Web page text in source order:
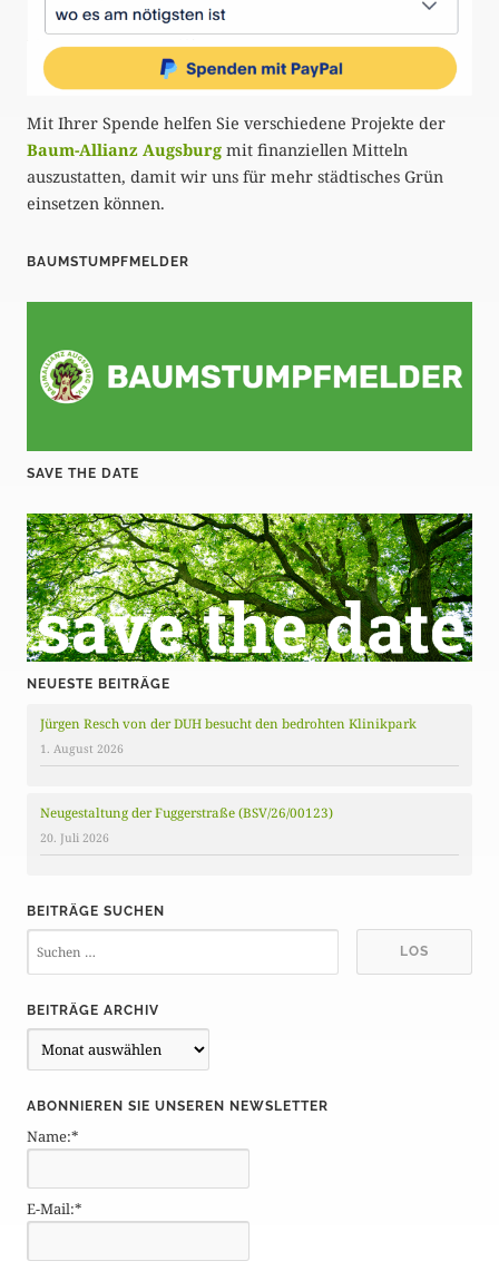
Mit Ihrer Spende helfen Sie verschiedene Projekte der
Baum-Allianz Augsburg mit finanziellen Mitteln
auszustatten, damit wir uns für mehr städtisches Grün
einsetzen können.
BAUMSTUMPFMELDER
SAVE THE DATE
NEUESTE BEITRÄGE
Jürgen Resch von der DUH besucht den bedrohten Klinikpark
1. August 2026
Neugestaltung der Fuggerstraße (BSV/26/00123)
20. Juli 2026
BEITRÄGE SUCHEN
BEITRÄGE ARCHIV
e
t
r
g
e
r
ABONNIEREN SIE UNSEREN NEWSLETTER
Name:*
E-Mail:*